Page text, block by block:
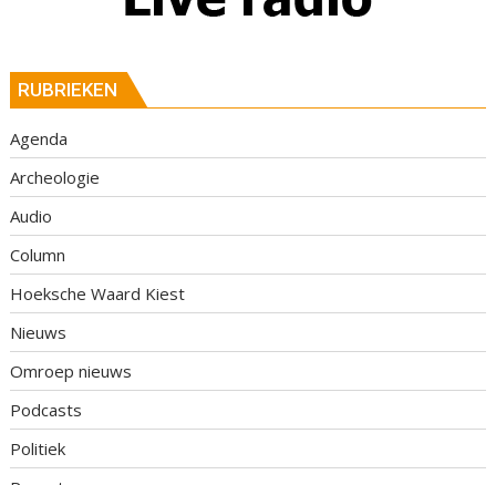
RUBRIEKEN
Agenda
Archeologie
Audio
Column
Hoeksche Waard Kiest
Nieuws
Omroep nieuws
Podcasts
Politiek